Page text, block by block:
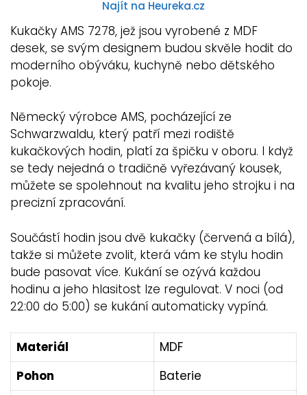
Najít na Heureka.cz
Kukačky AMS 7278, jež jsou vyrobené z MDF
desek, se svým designem budou skvěle hodit do
moderního obýváku, kuchyně nebo dětského
pokoje.
Německý výrobce AMS, pocházející ze
Schwarzwaldu, který patří mezi rodiště
kukačkových hodin, platí za špičku v oboru. I když
se tedy nejedná o tradičně vyřezávaný kousek,
můžete se spolehnout na kvalitu jeho strojku i na
precizní zpracování.
Součástí hodin jsou dvě kukačky (červená a bílá),
takže si můžete zvolit, která vám ke stylu hodin
bude pasovat více. Kukání se ozývá každou
hodinu a jeho hlasitost lze regulovat. V noci (od
22:00 do 5:00) se kukání automaticky vypíná.
Materiál
MDF
Pohon
Baterie